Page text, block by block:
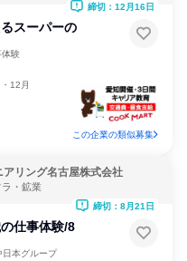
スーパーの
体験
12月
締切：12月16日
この企業の類似募集
リング名古屋株式会社
・鉱業
仕事体験/8
日本グループ
締切：8月21日